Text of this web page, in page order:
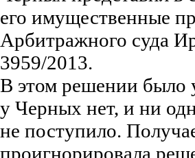
его имущественные
Арбитражного суда
3959/2013.
В этом решении было
у Черных нет, и ни
не поступило.
проигнорировала